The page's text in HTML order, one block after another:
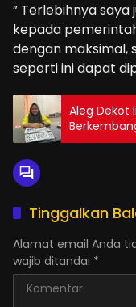
” Terlebihnya
kepada
dengan maksimal,
seperti ini dapat
Aleg Dekot
Tinggalkan
Alamat email Anda
wajib ditandai *